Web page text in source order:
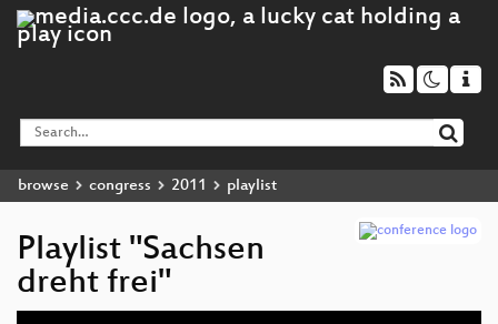
browse congress 2011 playlist
Playlist "Sachsen
dreht frei"